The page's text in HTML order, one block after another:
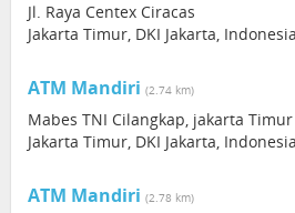
Jl. Raya Centex Ciracas
Jakarta Timur, DKI Jakarta,
ATM Mandiri (2.74 km)
Mabes TNI Cilangkap, jakarta Timur
Jakarta Timur, DKI Jakarta,
ATM Mandiri (2.78 km)